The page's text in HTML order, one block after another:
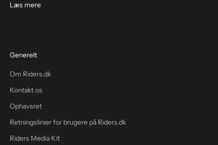
Læs mere
Generelt
Om Riders.dk
Kontakt os
Ophavsret
Retningslinier for brugere på Riders.dk
Riders Media Kit